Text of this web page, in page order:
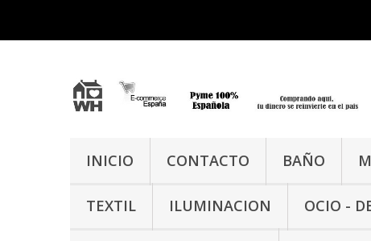
INICIO CONTACTO BAÑO
TEXTIL ILUMINACION OCIO -